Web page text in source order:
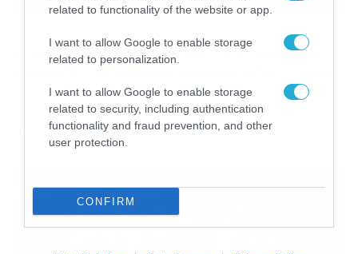
related to functionality of the website or app.
I want to allow Google to enable storage
related to personalization.
I want to allow Google to enable storage
related to security, including authentication
functionality and fraud prevention, and other
user protection.
CONFIRM
Survival Secrets: Ερχεται… επίσημα στο
Κανάλι Ε. Ποια θα το παρουσιάζει; (video)
Το Survivor… φεύγει (προσωρινά) το… Survival Secrets
έρχεται, από το Κανάλι Ε, που θα επιχειρήσει να κάνει τη
δική του παραγωγή, σε μια από τις πολλές εξωτικές
παραλίες που διαθέτει η Ελλάδα. Ανακοινώθηκε και
ότι έχει γίνει επίσημη πρόταση για την παρουσίαση […]